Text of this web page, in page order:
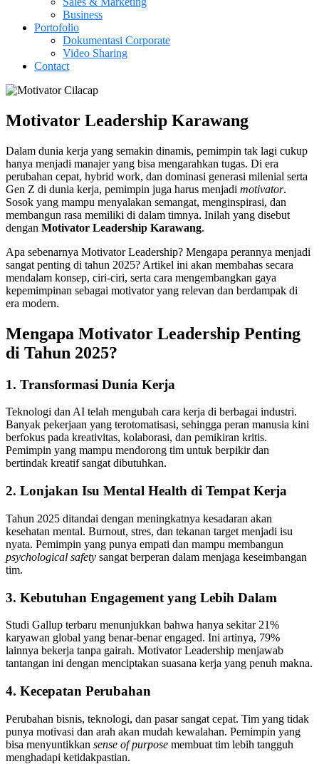
Business
Portofolio
Dokumentasi Corporate
Video Sharing
Contact
Motivator Leadership Karawang
Dalam dunia kerja yang semakin dinamis, pemimpin tak lagi cukup
hanya menjadi manajer yang bisa mengarahkan tugas. Di era
perubahan cepat, hybrid work, dan dominasi generasi milenial serta
Gen Z di dunia kerja, pemimpin juga harus menjadi motivator.
Sosok yang mampu menyalakan semangat, menginspirasi, dan
membangun rasa memiliki di dalam timnya. Inilah yang disebut
dengan Motivator Leadership Karawang.
Apa sebenarnya Motivator Leadership? Mengapa perannya menjadi
sangat penting di tahun 2025? Artikel ini akan membahas secara
mendalam konsep, ciri-ciri, serta cara mengembangkan gaya
kepemimpinan sebagai motivator yang relevan dan berdampak di
era modern.
Mengapa Motivator Leadership Penting
di Tahun 2025?
1. Transformasi Dunia Kerja
Teknologi dan AI telah mengubah cara kerja di berbagai industri.
Banyak pekerjaan yang terotomatisasi, sehingga peran manusia kini
berfokus pada kreativitas, kolaborasi, dan pemikiran kritis.
Pemimpin yang mampu mendorong tim untuk berpikir dan
bertindak kreatif sangat dibutuhkan.
2. Lonjakan Isu Mental Health di Tempat Kerja
Tahun 2025 ditandai dengan meningkatnya kesadaran akan
kesehatan mental. Burnout, stres, dan tekanan target menjadi isu
nyata. Pemimpin yang punya empati dan mampu membangun
psychological safety sangat berperan dalam menjaga keseimbangan
tim.
3. Kebutuhan Engagement yang Lebih Dalam
Studi Gallup terbaru menunjukkan bahwa hanya sekitar 21%
karyawan global yang benar-benar engaged. Ini artinya, 79%
lainnya bekerja tanpa gairah. Motivator Leadership menjawab
tantangan ini dengan menciptakan suasana kerja yang penuh makna.
4. Kecepatan Perubahan
Perubahan bisnis, teknologi, dan pasar sangat cepat. Tim yang tidak
punya motivasi dan arah akan mudah kewalahan. Pemimpin yang
bisa menyuntikkan sense of purpose membuat tim lebih tangguh
menghadapi ketidakpastian.